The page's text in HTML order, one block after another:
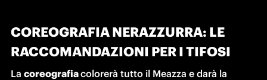
COREOGRAFIA NERAZZURRA: LE
RACCOMANDAZIONI PER I TIFOSI
La coreografia colorerà tutto il Meazza e darà la